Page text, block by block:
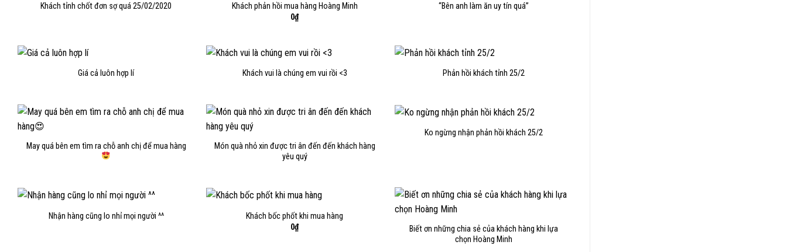
Khách tỉnh chốt đơn sợ quá 25/02/2020
Khách phản hồi mua hàng Hoàng Minh
0₫
“Bên anh làm ăn uy tín quá”
Giá cả luôn hợp lí Khách vui là chúng em vui rồi <3 Phản hồi khách tỉnh 25/2
May quá bên em tìm ra chỗ anh chị để mua hàng
Món quà nhỏ xin được tri ân đến đến khách hàng
yêu quý
Ko ngừng nhận phản hồi khách 25/2
Nhận hàng cũng lo nhỉ mọi người ^^
Khách bốc phốt khi mua hàng
0₫
Biết ơn những chia sẻ của khách hàng khi lựa
chọn Hoàng Minh